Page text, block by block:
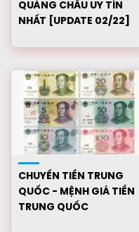
QUẢNG CHÂU UY TÍN
NHẤT [UPDATE 02/22]
CHUYỂN TIỀN TRUNG
QUỐC - MỆNH GIÁ TIỀN
TRUNG QUỐC